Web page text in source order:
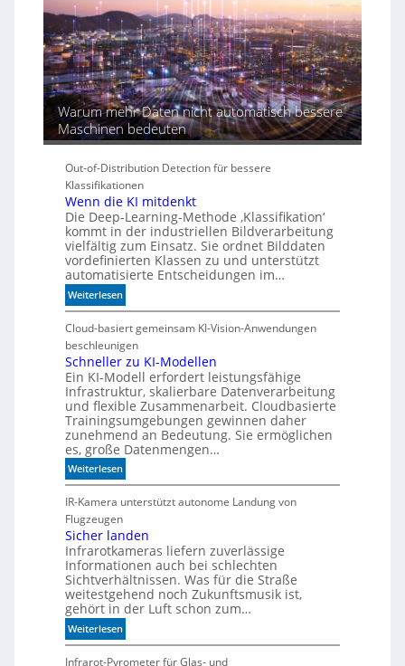
-
r
a
Warum mehr Daten nicht automatisch bessere
Maschinen bedeuten
Out-of-Distribution Detection für bessere
Klassifikationen
Wenn die KI mitdenkt
Die Deep-Learning-Methode ‚Klassifikation‘
kommt in der industriellen Bildverarbeitung
vielfältig zum Einsatz. Sie ordnet Bilddaten
vordefinierten Klassen zu und unterstützt
automatisierte Entscheidungen im…
Weiterlesen:
W
e
n
n
d
i
e
K
I
m
i
t
d
e
n
k
t
Cloud-basiert gemeinsam KI-Vision-Anwendungen
beschleunigen
Schneller zu KI-Modellen
Ein KI-Modell erfordert leistungsfähige
Infrastruktur, skalierbare Datenverarbeitung
und flexible Zusammenarbeit. Cloudbasierte
Trainingsumgebungen gewinnen daher
zunehmend an Bedeutung. Sie ermöglichen
es, große Datenmengen…
Weiterlesen:
S
c
h
n
e
l
l
e
r
z
u
K
IR-Kamera unterstützt autonome Landung von
Flugzeugen
Sicher landen
Infrarotkameras liefern zuverlässige
Informationen auch bei schlechten
Sichtverhältnissen. Was für die Straße
weitestgehend noch Zukunftsmusik ist,
gehört in der Luft schon zum…
Weiterlesen:
S
i
Infrarot-Pyrometer für Glas- und